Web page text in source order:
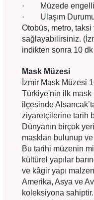
·
Müzede
· Ulaşım
Otobüs, metro, taksi
sağlayabilirsiniz.
indikten sonra 10
Mask Müzesi
İzmir Mask Müzesi
Türkiye'nin ilk mask
ilçesinde
ziyaretçilerine tarih
Dünyanın birçok
maskları bulunup
Bu tarihi müzenin
kültürel yapılar
ve kâgir yapı
Amerika, Asya ve
koleksiyona